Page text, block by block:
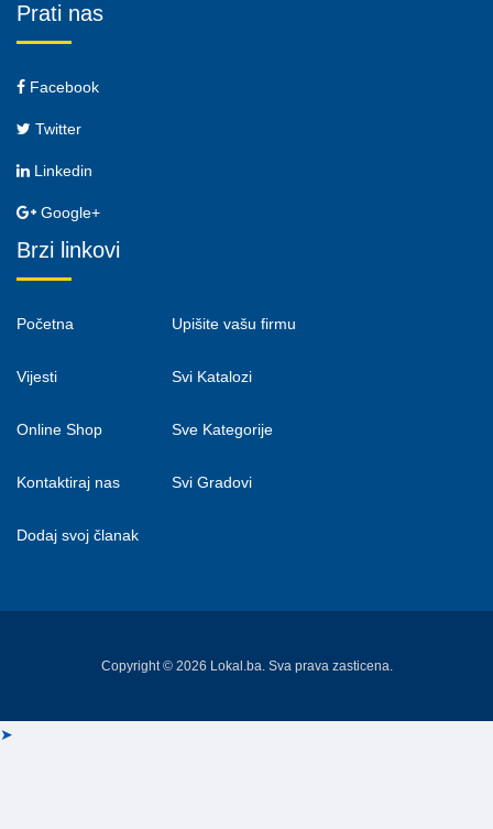
Prati nas
Facebook
Twitter
Linkedin
Google+
Brzi linkovi
Početna
Vijesti
Online Shop
Kontaktiraj nas
Dodaj svoj članak
Upišite vašu firmu
Svi Katalozi
Sve Kategorije
Svi Gradovi
Copyright © 2026 Lokal.ba. Sva prava zasticena.
➤